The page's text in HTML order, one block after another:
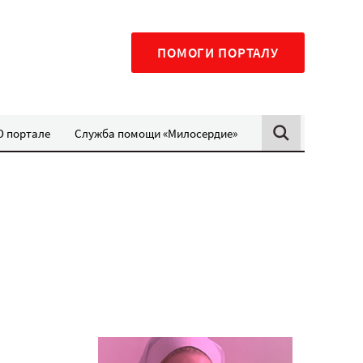
ПОМОГИ ПОРТАЛУ
портале Служба помощи «Милосердие»